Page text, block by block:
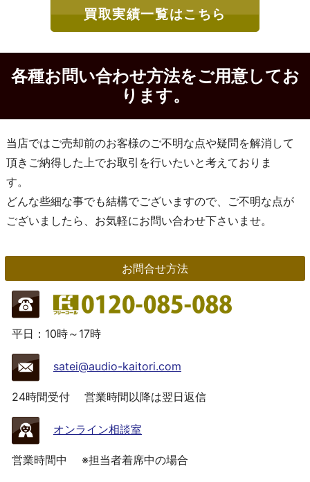
買取実績一覧はこちら
各種お問い合わせ方法をご用意してお
ります。
当店ではご売却前のお客様のご不明な点や疑問を解消して
頂きご納得した上でお取引を行いたいと考えておりま
す。
どんな些細な事でも結構でございますので、ご不明な点が
ございましたら、お気軽にお問い合わせ下さいませ。
お問合せ方法
平日：10時～17時
satei@audio-kaitori.com
24時間受付 営業時間以降は翌日返信
オンライン相談室
営業時間中 ※担当者着席中の場合